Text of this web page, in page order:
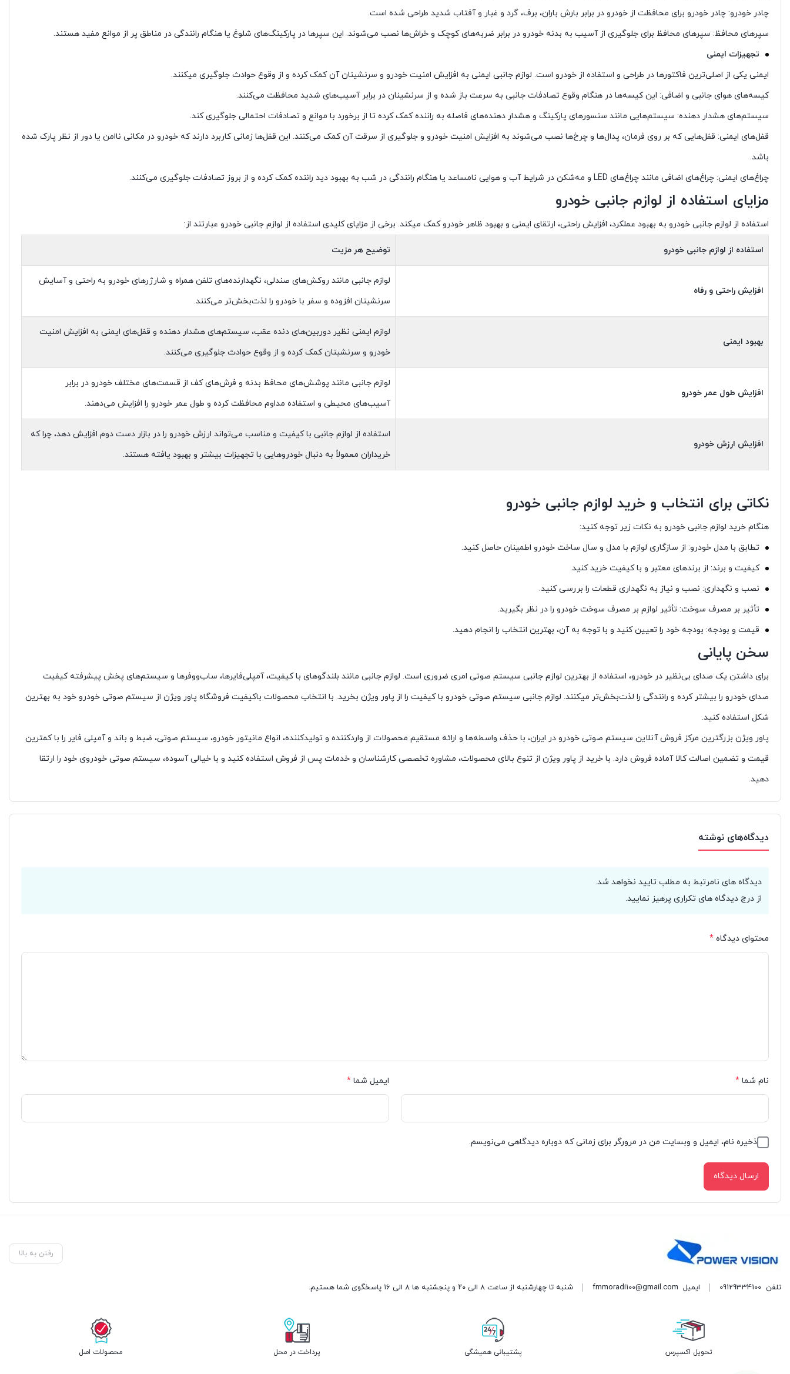
چادر خودرو: چادر خودرو برای محافظت از خودرو در برابر بارش باران، برف، گرد و غبار و آفتاب شدید طراحی شده است.
سپرهای محافظ: سپرهای محافظ برای جلوگیری از آسیب به بدنه خودرو در برابر ضربه‌های کوچک و خراش‌ها نصب می‌شوند. این سپرها در پارکینگ‌های شلوغ یا هنگام رانندگی در مناطق پر از موانع مفید هستند.
تجهیزات ایمنی
ایمنی یکی از اصلی‌ترین فاکتورها در طراحی و استفاده از خودرو است. لوازم جانبی ایمنی به افزایش امنیت خودرو و سرنشینان آن کمک کرده و از وقوع حوادث جلوگیری میکنند.
کیسه‌های هوای جانبی و اضافی: این کیسه‌ها در هنگام وقوع تصادفات جانبی به سرعت باز شده و از سرنشینان در برابر آسیب‌های شدید محافظت می‌کنند.
سیستم‌های هشدار دهنده: سیستم‌هایی مانند سنسورهای پارکینگ و هشدار دهنده‌های فاصله به راننده کمک کرده تا از برخورد با موانع و تصادفات احتمالی جلوگیری کند.
قفل‌های ایمنی: قفل‌هایی که بر روی فرمان، پدال‌ها و چرخ‌ها نصب می‌شوند به افزایش امنیت خودرو و جلوگیری از سرقت آن کمک می‌کنند. این قفل‌ها زمانی کاربرد دارند که خودرو در مکانی ناامن یا دور از نظر پارک شده
باشد.
چراغ‌های ایمنی: چراغ‌های اضافی مانند چراغ‌های LED و مه‌شکن در شرایط آب و هوایی نامساعد یا هنگام رانندگی در شب به بهبود دید راننده کمک کرده و از بروز تصادفات جلوگیری می‌کنند.
مزایای استفاده از لوازم جانبی خودرو
استفاده از لوازم جانبی خودرو به بهبود عملکرد، افزایش راحتی، ارتقای ایمنی و بهبود ظاهر خودرو کمک میکند. برخی از مزایای کلیدی استفاده از لوازم جانبی خودرو عبارتند از:
استفاده از لوازم جانبی خودرو توضیح هر مزیت
افزایش راحتی و رفاه
لوازم جانبی مانند روکش‌های صندلی، نگهدارنده‌های تلفن همراه و شارژرهای خودرو به راحتی و آسایش
سرنشینان افزوده و سفر با خودرو را لذت‌بخش‌تر می‌کنند.
بهبود ایمنی
لوازم ایمنی نظیر دوربین‌های دنده عقب، سیستم‌های هشدار دهنده و قفل‌های ایمنی به افزایش امنیت
خودرو و سرنشینان کمک کرده و از وقوع حوادث جلوگیری می‌کنند.
افزایش طول عمر خودرو
لوازم جانبی مانند پوشش‌های محافظ بدنه و فرش‌های کف از قسمت‌های مختلف خودرو در برابر
آسیب‌های محیطی و استفاده مداوم محافظت کرده و طول عمر خودرو را افزایش می‌دهند.
افزایش ارزش خودرو
استفاده از لوازم جانبی با کیفیت و مناسب می‌تواند ارزش خودرو را در بازار دست دوم افزایش دهد، چرا که
خریداران معمولاً به دنبال خودروهایی با تجهیزات بیشتر و بهبود یافته هستند.
نکاتی برای انتخاب و خرید لوازم جانبی خودرو
هنگام خرید لوازم جانبی خودرو به نکات زیر توجه کنید:
تطابق با مدل خودرو: از سازگاری لوازم با مدل و سال ساخت خودرو اطمینان حاصل کنید.
کیفیت و برند: از برندهای معتبر و با کیفیت خرید کنید.
نصب و نگهداری: نصب و نیاز به نگهداری قطعات را بررسی کنید.
تأثیر بر مصرف سوخت: تأثیر لوازم بر مصرف سوخت خودرو را در نظر بگیرید.
قیمت و بودجه: بودجه خود را تعیین کنید و با توجه به آن، بهترین انتخاب را انجام دهید.
سخن پایانی
برای داشتن یک صدای بی‌نظیر در خودرو، استفاده از بهترین لوازم جانبی سیستم صوتی امری ضروری است. لوازم جانبی مانند بلندگوهای با کیفیت، آمپلی‌فایرها، ساب‌ووفرها و سیستم‌های پخش پیشرفته کیفیت
صدای خودرو را بیشتر کرده و رانندگی را لذت‌بخش‌تر میکنند. لوازم جانبی سیستم صوتی خودرو با کیفیت را از پاور ویژن بخرید. با انتخاب محصولات باکیفیت فروشگاه پاور ویژن از سیستم صوتی خودرو خود به بهترین
شکل استفاده کنید.
پاور ویژن بزرگترین مرکز فروش آنلاین سیستم صوتی خودرو در ایران، با حذف واسطه‌ها و ارائه مستقیم محصولات از واردکننده و تولیدکننده، انواع مانیتور خودرو، سیستم صوتی، ضبط و باند و آمپلی فایر را با کمترین
قیمت و تضمین اصالت کالا آماده فروش دارد. با خرید از پاور ویژن از تنوع بالای محصولات، مشاوره تخصصی کارشناسان و خدمات پس از فروش استفاده کنید و با خیالی آسوده، سیستم صوتی خودروی خود را ارتقا
دهید.
دیدگاه‌های نوشته
دیدگاه های نامرتبط به مطلب تایید نخواهد شد.
از درج دیدگاه های تکراری پرهیز نمایید.
محتوای دیدگاه *
نام شما * ایمیل شما *
ذخیره نام، ایمیل و وبسایت من در مرورگر برای زمانی که دوباره دیدگاهی می‌نویسم.
رفتن به بالا
تلفن 09129334100 ایمیل fmmoradi100@gmail.com شنبه تا چهارشنبه از ساعت ۸ الی ۲۰ و پنجشنبه ها ۸ الی ۱۶ پاسخگوی شما هستیم.
تحویل اکسپرس پشتیبانی همیشگی پرداخت در محل محصولات اصل